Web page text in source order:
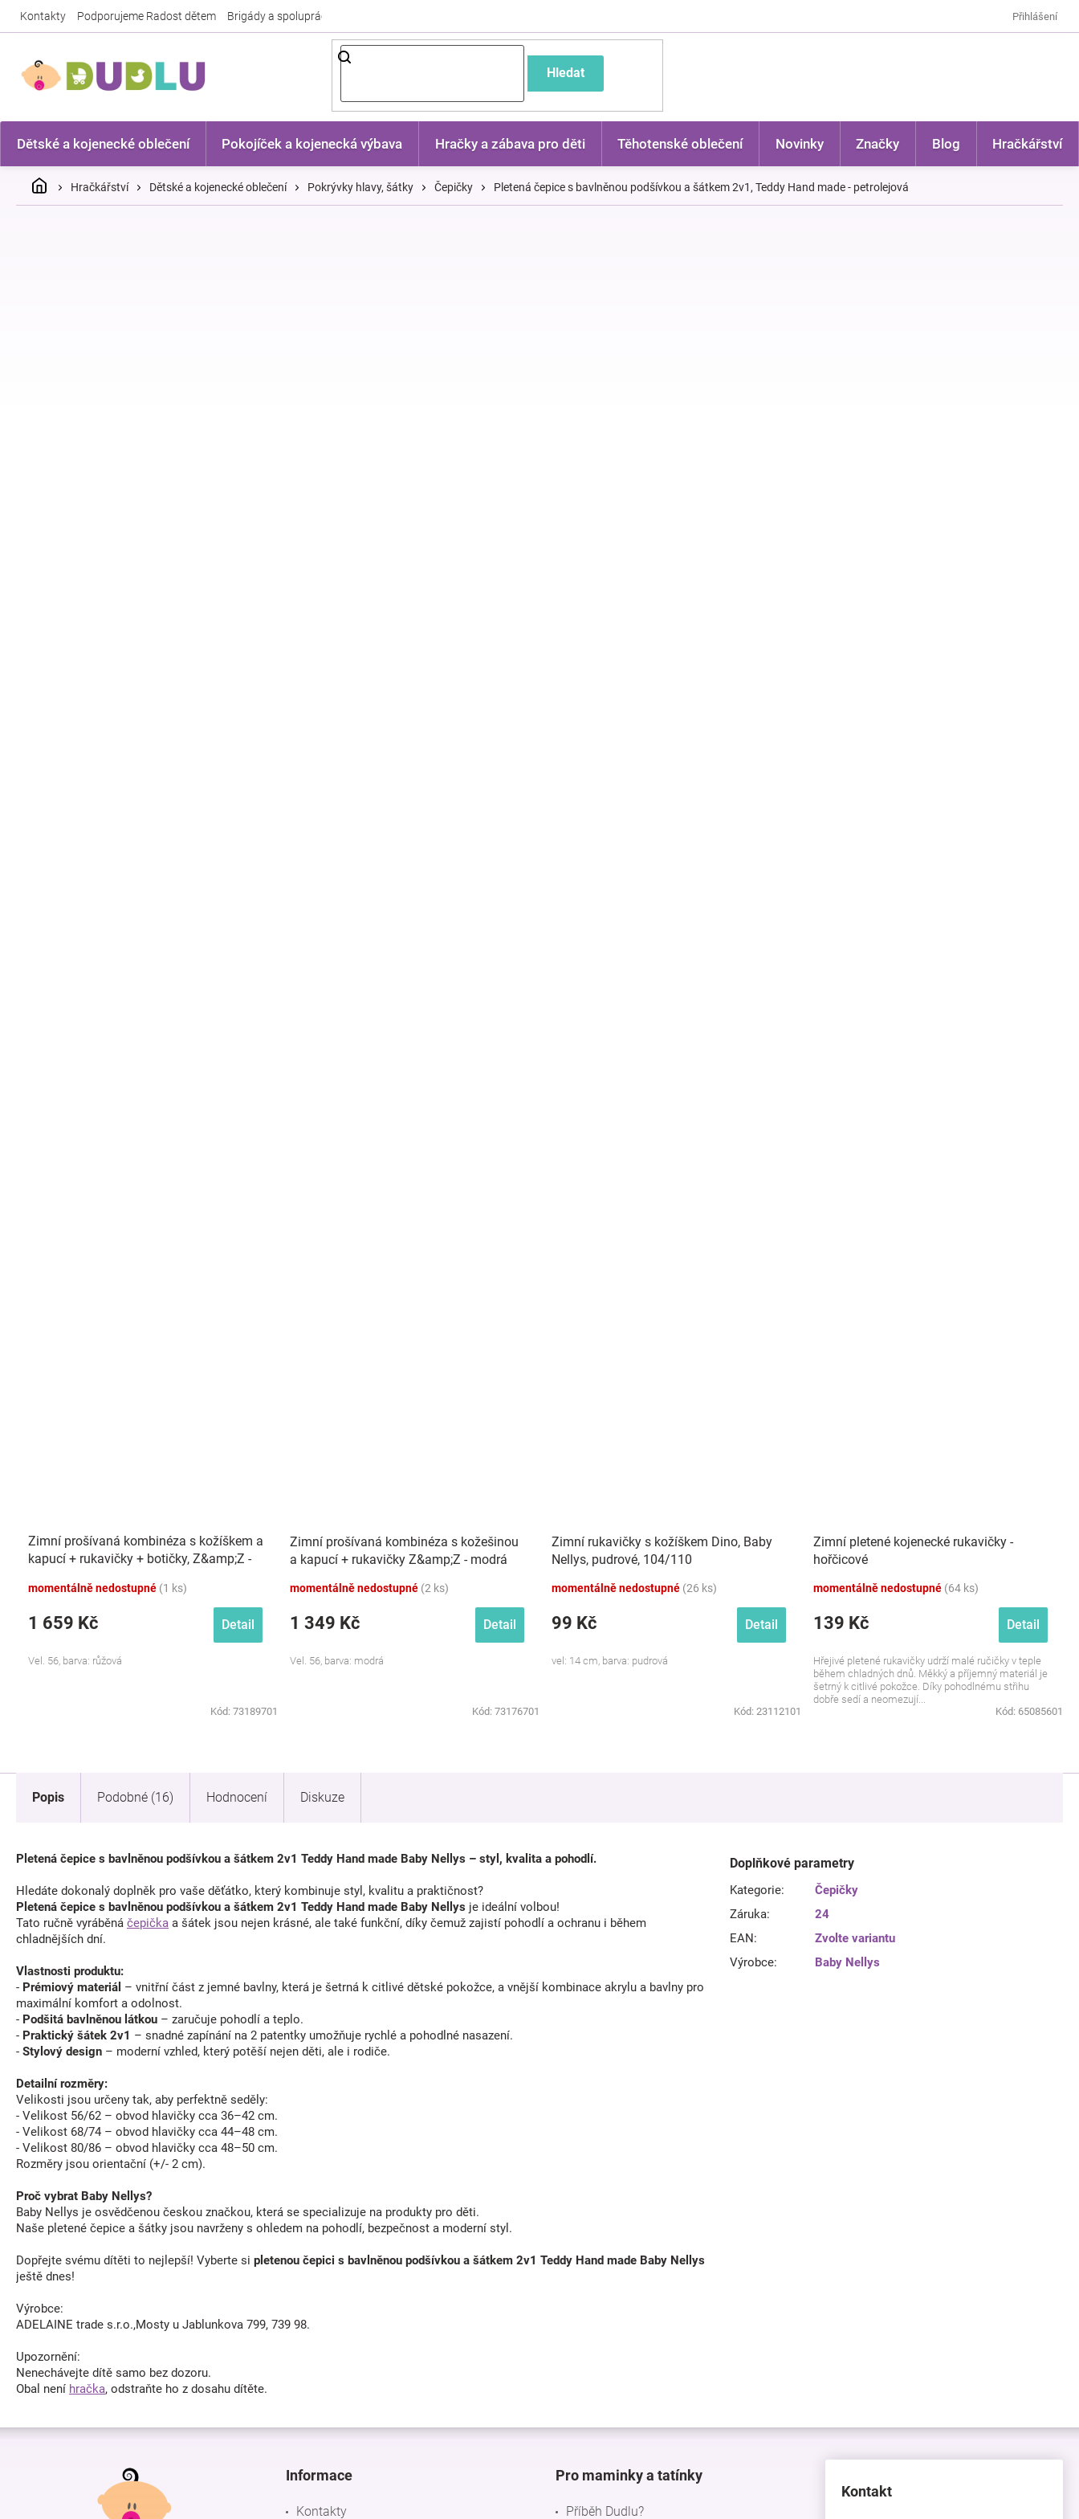
Kontakty Podporujeme Radost dětem Brigády a spolupráce Přihlášení
Hledat
Dětské a kojenecké oblečení Pokojíček a kojenecká výbava Hračky a zábava pro děti Těhotenské oblečení Novinky Značky Blog Hračkářství
DomůHračkářství Dětské a kojenecké oblečení Pokrývky hlavy, šátky Čepičky Pletená čepice s bavlněnou podšívkou a šátkem 2v1, Teddy Hand made - petrolejová
Zimní prošívaná kombinéza s kožíškem a
kapucí + rukavičky + botičky, Z&amp;Z -
momentálně nedostupné (1 ks)
1 659 Kč Detail
Vel. 56, barva: růžová
Kód: 73189701
Zimní prošívaná kombinéza s kožešinou
a kapucí + rukavičky Z&amp;Z - modrá
momentálně nedostupné (2 ks)
1 349 Kč Detail
Vel. 56, barva: modrá
Kód: 73176701
Zimní rukavičky s kožíškem Dino, Baby
Nellys, pudrové, 104/110
momentálně nedostupné (26 ks)
99 Kč Detail
vel: 14 cm, barva: pudrová
Kód: 23112101
Zimní pletené kojenecké rukavičky -
hořčicové
momentálně nedostupné (64 ks)
139 Kč Detail
Hřejivé pletené rukavičky udrží malé ručičky v teple
během chladných dnů. Měkký a příjemný materiál je
šetrný k citlivé pokožce. Díky pohodlnému střihu
dobře sedí a neomezují...
Kód: 65085601
Popis Podobné (16) Hodnocení Diskuze
Pletená čepice s bavlněnou podšívkou a šátkem 2v1 Teddy Hand made Baby Nellys – styl, kvalita a pohodlí.
Hledáte dokonalý doplněk pro vaše děťátko, který kombinuje styl, kvalitu a praktičnost?
Pletená čepice s bavlněnou podšívkou a šátkem 2v1 Teddy Hand made Baby Nellys je ideální volbou!
Tato ručně vyráběná čepička a šátek jsou nejen krásné, ale také funkční, díky čemuž zajistí pohodlí a ochranu i během
chladnějších dní.
Vlastnosti produktu:
- Prémiový materiál – vnitřní část z jemné bavlny, která je šetrná k citlivé dětské pokožce, a vnější kombinace akrylu a bavlny pro
maximální komfort a odolnost.
- Podšitá bavlněnou látkou – zaručuje pohodlí a teplo.
- Praktický šátek 2v1 – snadné zapínání na 2 patentky umožňuje rychlé a pohodlné nasazení.
- Stylový design – moderní vzhled, který potěší nejen děti, ale i rodiče.
Detailní rozměry:
Velikosti jsou určeny tak, aby perfektně seděly:
- Velikost 56/62 – obvod hlavičky cca 36–42 cm.
- Velikost 68/74 – obvod hlavičky cca 44–48 cm.
- Velikost 80/86 – obvod hlavičky cca 48–50 cm.
Rozměry jsou orientační (+/- 2 cm).
Proč vybrat Baby Nellys?
Baby Nellys je osvědčenou českou značkou, která se specializuje na produkty pro děti.
Naše pletené čepice a šátky jsou navrženy s ohledem na pohodlí, bezpečnost a moderní styl.
Dopřejte svému dítěti to nejlepší! Vyberte si pletenou čepici s bavlněnou podšívkou a šátkem 2v1 Teddy Hand made Baby Nellys
ještě dnes!
Výrobce:
ADELAINE trade s.r.o.,Mosty u Jablunkova 799, 739 98.
Upozornění:
Nenechávejte dítě samo bez dozoru.
Obal není hračka, odstraňte ho z dosahu dítěte.
Doplňkové parametry
Kategorie:
Čepičky
Záruka:
24
EAN:
Zvolte variantu
Výrobce: Baby Nellys
Z
Informace
Kontakty
Pro maminky a tatínky
Příběh Dudlu?
Kontakt